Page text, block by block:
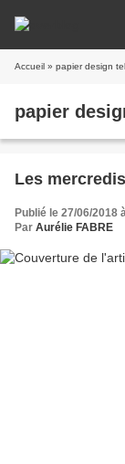
Accueil » papier design
papier
Les
Publié le 27/06/2018
Par Aurélie FABRE